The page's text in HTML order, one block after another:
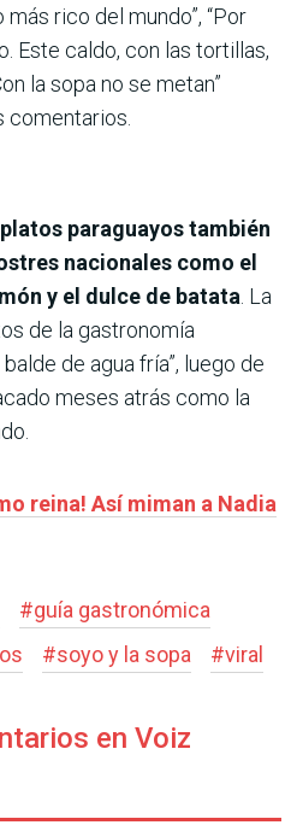
rico del mundo”, “Por
Este caldo, con las tortillas,
la sopa no se metan”
comentarios.
paraguayos también
nacionales como el
y el dulce de batata . La
de la gastronomía
de agua fría”, luego de
meses atrás como la
reina! Así miman a Nadia
#guía gastronómica
#soyo y la sopa #viral
en Voiz